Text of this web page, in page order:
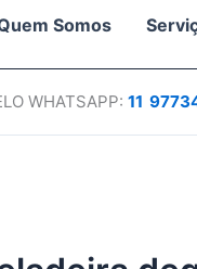
Somos
WHATSAPP: 11